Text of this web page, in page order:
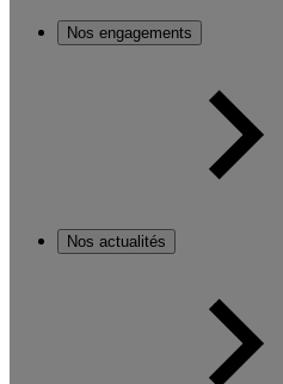
Nos engagements
Nos actualités